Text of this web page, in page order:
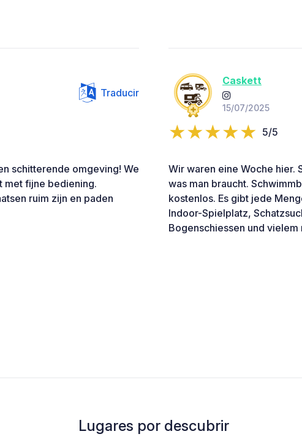
Traducir
schitterende omgeving! We
met fijne bediening.
ruim zijn en paden
Caskett
15/07/2025
5/5
Wir waren eine Woche hier.
was man braucht.
kostenlos. Es gibt jede
Indoor-Spielplatz,
Bogenschiessen und vielem
Lugares por descubrir